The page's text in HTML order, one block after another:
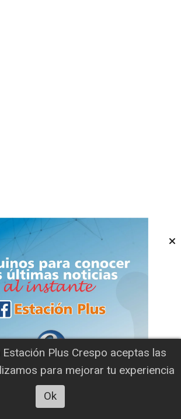
Estación Plus Crespo aceptas las
para mejorar tu experiencia
Ok